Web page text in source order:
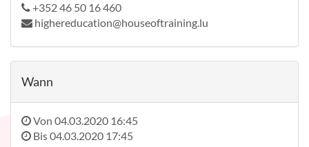
+352 46 50 16 460
highereducation@houseoftraining.lu
Wann
Von 04.03.2020 16:45
Bis04.03.2020 17:45